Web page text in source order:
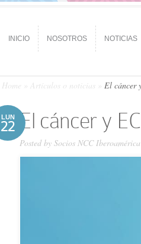
INICIO NOSOTROS NOTICIAS
Home Artículos o noticias El cáncer
LUN
22 El cáncer y
Posted by Socios NCC Iberoamérica